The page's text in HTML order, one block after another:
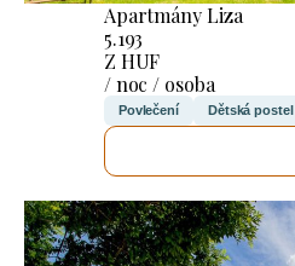
Apartmány Liza
5.193
Z HUF
/ noc / osoba
Povlečení Dětská postel